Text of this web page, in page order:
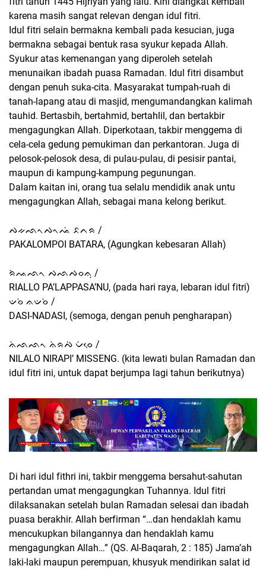
karena masih sangat relevan dengan idul fitri.
Idul fitri selain bermakna kembali pada kesucian, juga
bermakna sebagai bentuk rasa syukur kepada Allah.
Syukur atas kemenangan yang diperoleh setelah
menunaikan ibadah puasa Ramadan. Idul fitri disambut
dengan penuh suka-cita. Masyarakat tumpah-ruah di
tanah-lapang atau di masjid, mengumandangkan kalimah
tauhid. Bertasbih, bertahmid, bertahlil, dan bertakbir
mengagungkan Allah. Diperkotaan, takbir menggema di
cela-cela gedung pemukiman dan perkantoran. Juga di
pelosok-pelosok desa, di pulau-pulau, di pesisir pantai,
maupun di kampung-kampung pegunungan.
Dalam kaitan ini, orang tua selalu mendidik anak untu
mengagungkan Allah, sebagai mana kelong berikut.
ᨄᨀᨒᨚᨄᨚᨕᨗ ᨅᨈᨑ /
PAKALOMPOI BATARA, (Agungkan kebesaran Allah)
ᨑᨗᨕᨒᨚ ᨄᨒᨄᨔᨊᨘ /
RIALLO PA’LAPPASA’NU, (pada hari raya, lebaran idul fitri)
ᨉᨔᨗ ᨊᨉᨔᨗ /
DASI-NADASI, (semoga, dengan penuh pengharapan)
ᨊᨗᨒᨒᨚ ᨊᨗᨑᨄᨗ ᨆᨗᨔᨙ /
NILALO NIRAPI’ MISSENG. (kita lewati bulan Ramadan dan
idul fitri ini, untuk dapat berjumpa lagi tahun berikutnya)
Di hari idul fithri ini, takbir menggema bersahut-sahutan
pertandan umat mengagungkan Tuhannya. Idul fitri
dilaksanakan setelah bulan Ramadan selesai dan ibadah
puasa berakhir. Allah berfirman “…dan hendaklah kamu
mencukupkan bilangannya dan hendaklah kamu
mengagungkan Allah…” (QS. Al-Baqarah, 2 : 185) Jama’ah
laki-laki maupun perempuan, khusyuk mendirikan salat id